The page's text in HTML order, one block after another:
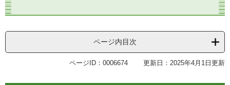
ページ内目次
ページID：0006674 更新日：2025年4月1日更新